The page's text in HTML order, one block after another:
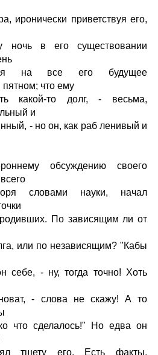
иронически приветствуя его,
ночь в его существовании
на все его будущее
что ему
какой-то долг, - весьма,
и
- но он, как раб ленивый и
обсуждению своего
словами науки, начал
По зависящим ли от
или по независящим? "Кабы
себе, - ну, тогда точно! Хоть
- слова не скажу! А то
что сделалось!" Но едва он
тщету его. Есть факты,